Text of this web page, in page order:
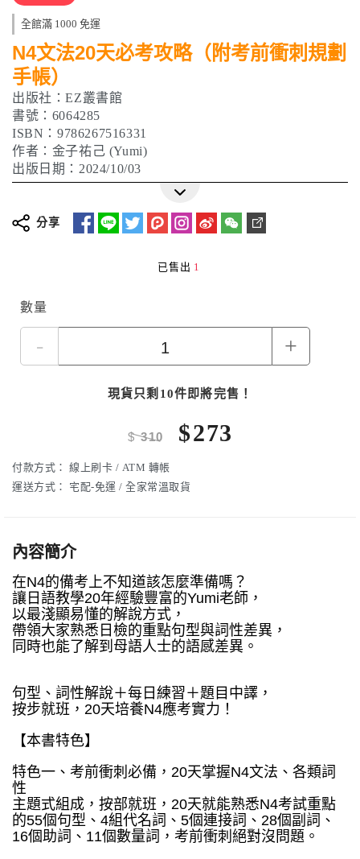
全館滿 1000 免運
N4文法20天必考攻略（附考前衝刺規劃
手帳）
出版社：EZ叢書館
書號：6064285
ISBN：9786267516331
作者：金子祐己 (Yumi)
出版日期：2024/10/03
分享
已售出 1
數量
- +
現貨只剩10件即將完售！
$310 $273
付款方式： 線上刷卡 / ATM 轉帳
運送方式：
宅配-免運 / 全家常溫取貨
內容簡介
在N4的備考上不知道該怎麼準備嗎？
讓日語教學20年經驗豐富的Yumi老師，
以最淺顯易懂的解說方式，
帶領大家熟悉日檢的重點句型與詞性差異，
同時也能了解到母語人士的語感差異。
句型、詞性解說＋每日練習＋題目中譯，
按步就班，20天培養N4應考實力！
【本書特色】
特色一、考前衝刺必備，20天掌握N4文法、各類詞
性
主題式組成，按部就班，20天就能熟悉N4考試重點
的55個句型、4組代名詞、5個連接詞、28個副詞、
16個助詞、11個數量詞，考前衝刺絕對沒問題。